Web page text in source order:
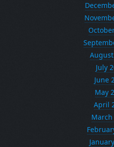
July
June
May
April
March